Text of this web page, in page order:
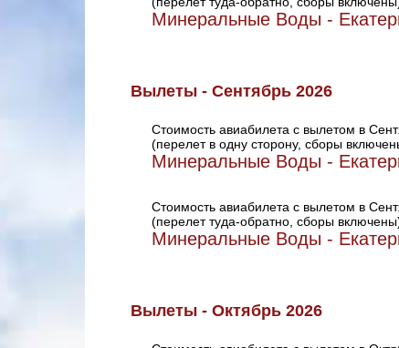
Минеральные Воды -
Вылеты - Сентябрь 2026
Стоимость авиабилета с вылетом в
(перелет в одну сторону, сборы
Минеральные Воды -
Стоимость авиабилета с вылетом в
(перелет туда-обратно, сборы
Минеральные Воды -
Вылеты - Октябрь 2026